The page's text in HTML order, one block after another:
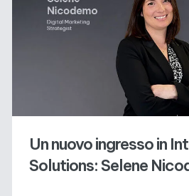
Un nuovo ingresso in
Solutions: Selene